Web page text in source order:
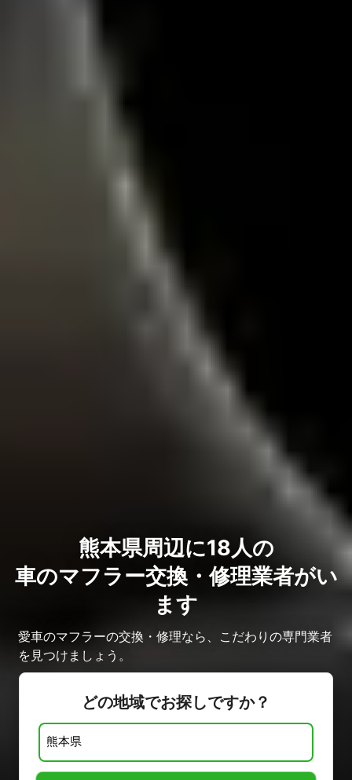
熊本県周辺に18人の
車のマフラー交換・修理業者がい
ます
愛車のマフラーの交換・修理なら、こだわりの専門業者
を見つけましょう。
どの地域でお探しですか？